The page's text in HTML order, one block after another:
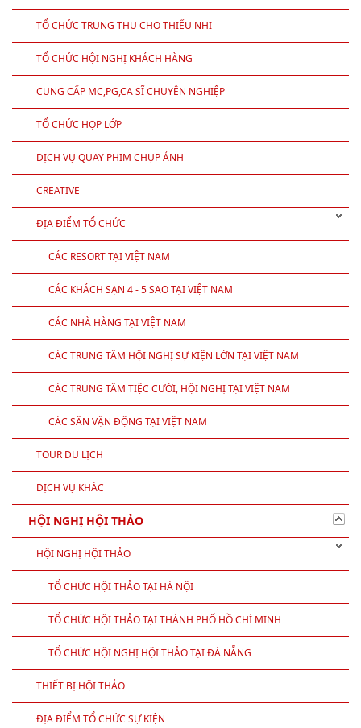
TỔ CHỨC TRUNG THU CHO THIẾU NHI
TỔ CHỨC HỘI NGHỊ KHÁCH HÀNG
CUNG CẤP MC,PG,CA SĨ CHUYÊN NGHIỆP
TỔ CHỨC HỌP LỚP
DỊCH VỤ QUAY PHIM CHỤP ẢNH
CREATIVE
ĐỊA ĐIỂM TỔ CHỨC
CÁC RESORT TẠI VIỆT NAM
CÁC KHÁCH SẠN 4 - 5 SAO TẠI VIỆT NAM
CÁC NHÀ HÀNG TẠI VIỆT NAM
CÁC TRUNG TÂM HỘI NGHỊ SỰ KIỆN LỚN TẠI VIỆT NAM
CÁC TRUNG TÂM TIỆC CƯỚI, HỘI NGHỊ TẠI VIỆT NAM
CÁC SÂN VẬN ĐỘNG TẠI VIỆT NAM
TOUR DU LỊCH
DỊCH VỤ KHÁC
HỘI NGHỊ HỘI THẢO
HỘI NGHỊ HỘI THẢO
TỔ CHỨC HỘI THẢO TẠI HÀ NỘI
TỔ CHỨC HỘI THẢO TẠI THÀNH PHỐ HỒ CHÍ MINH
TỔ CHỨC HỘI NGHỊ HỘI THẢO TẠI ĐÀ NẴNG
THIẾT BỊ HỘI THẢO
ĐỊA ĐIỂM TỔ CHỨC SỰ KIỆN